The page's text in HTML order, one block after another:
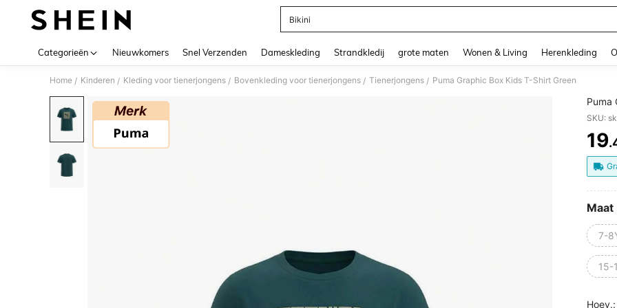
Bikini
Categorieën Nieuwkomers Snel Verzenden Dameskleding Strandkledij grote maten Wonen & Living Herenkleding
Home / Kinderen / Kleding voor tienerjongens / Bovenkleding voor tienerjongens / Tienerjongens / Puma Graphic Box Kids T-Shirt Green
Puma
SKU:
19
Maat
7-
15-
Hoev.: